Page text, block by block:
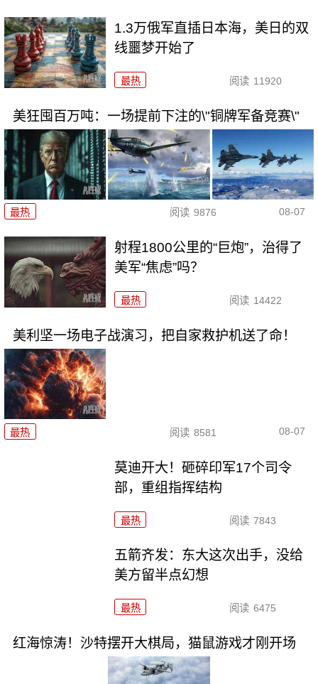
1.3万俄军直插日本海，美日的双
线噩梦开始了
最热 阅读 11920
美狂囤百万吨：一场提前下注的\"铜牌军备竞赛\"
最热 阅读 9876 08-07
射程1800公里的“巨炮”，治得了
美军“焦虑”吗？
最热 阅读 14422
美利坚一场电子战演习，把自家救护机送了命！
最热 阅读 8581 08-07
莫迪开大！砸碎印军17个司令
部，重组指挥结构
最热 阅读 7843
五箭齐发：东大这次出手，没给
美方留半点幻想
最热 阅读 6475
红海惊涛！沙特摆开大棋局，猫鼠游戏才刚开场